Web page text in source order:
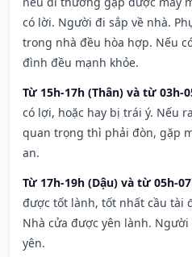
có lời. Người đi sắp về nhà.
trong nhà đều hòa hợp. Nếu
đình đều mạnh khỏe.
Từ 15h-17h (Thân) và từ 03h-
có lợi, hoặc hay bị trái ý. Nếu
quan trọng thì phải đòn, gặp
an.
Từ 17h-19h (Dậu) và từ 05h-
được tốt lành, tốt nhất cầu tài
Nhà cửa được yên lành.
yên.